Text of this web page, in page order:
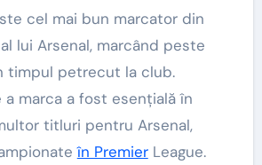
cel mai bun marcator din
lui Arsenal, marcând peste
timpul petrecut la club.
marca a fost esențială în
titluri pentru Arsenal,
în PremierLeague.